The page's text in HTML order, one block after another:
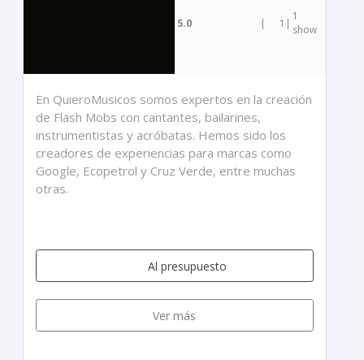
5.0 | 1 | 1
show
En QuieroMusicos somos expertos en la creación
de Flash Mobs con cantantes, bailarines,
instrumentistas y acróbatas. Hemos sido los
creadores de experiencias para marcas como
Google, Ecopetrol y Cruz Verde, entre muchas
otras.
Al presupuesto
Ver más